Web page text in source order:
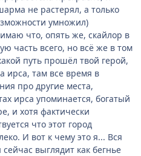
не растерял, а только
умножил)
что, опять же, скайлор в
часть всего, но всё же в том
путь прошёл твой герой,
ирса, там все время в
про другие места,
ирса упоминается, богатый
и хотя фактически
что этот город
И вот к чему это я... Вся
выглядит как бегнье